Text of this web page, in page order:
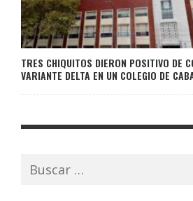
TRES CHIQUITOS DIERON POSITIVO DE
VARIANTE DELTA EN UN COLEGIO DE
Buscar: